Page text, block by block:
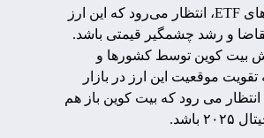
احتمال تصویب صندوق‌های ETF، انتظار می‌رود که این ارز
و رشد چشمگیر قیمتی باشد.
بیت کوین توسط کشورها و
موقعیت این ارز در بازار
می رود که بیت کوین باز هم
باشد.